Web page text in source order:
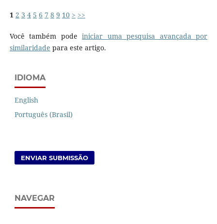
1 2 3 4 5 6 7 8 9 10 > >>
Você também podeiniciar uma pesquisa avançada por
similaridade para este artigo.
IDIOMA
English
Português (Brasil)
ENVIAR SUBMISSÃO
NAVEGAR